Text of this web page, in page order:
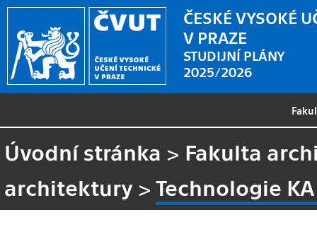
ČESKÉ VYSOKÉ
V PRAZE
STUDIJNÍ PLÁNY
2025/2026
Úvodní stránka > Fakulta
architektury >Technologie